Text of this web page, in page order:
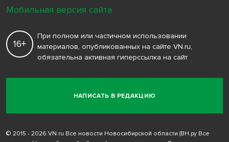
НАПИСАТЬ В РЕДАКЦИЮ
16+
При полном или частичном использовании
материалов, опубликованных на сайте VN.ru,
обязательна активная гиперссылка на сайт
© 2015 - 2026 VN.ru Все новости Новосибирской области (ВН.ру Все
Мобильная версия сайта